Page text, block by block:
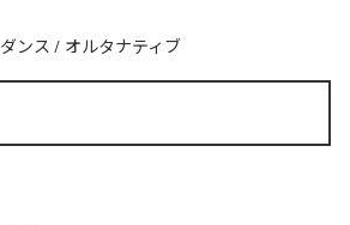
ダンス / オルタナティブ